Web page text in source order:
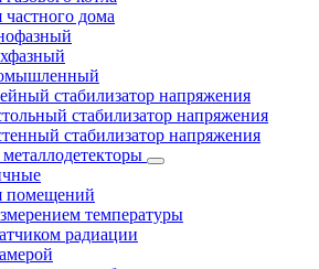
частного дома
стабилизатор напряжения
стабилизатор напряжения
стабилизатор напряжения
помещений
температуры
радиации